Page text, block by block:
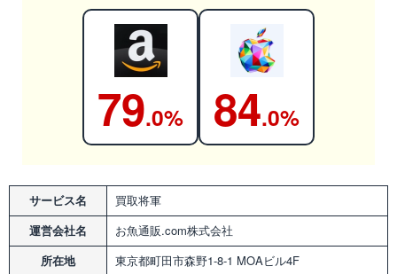
79.0% 84.0%
サービス名
買取将軍
運営会社名
お魚通販.com株式会社
所在地
東京都町田市森野1-8-1 MOAビル4F